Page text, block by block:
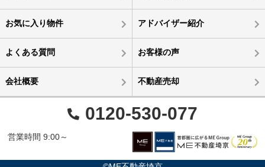
お気に入り物件 アドバイザー紹介
よくある質問 お客様の声
会社概要 不動産売却
0120-530-077
営業時間 9:00～